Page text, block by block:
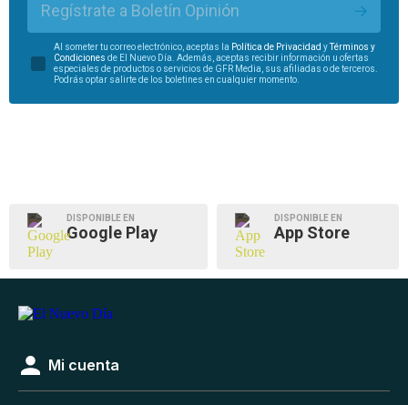
Regístrate a Boletín Opinión
Al someter tu correo electrónico, aceptas la Política de Privacidad yTérminos y
Condiciones de El Nuevo Día. Además, aceptas recibir información u ofertas
especiales de productos o servicios de GFR Media, sus afiliadas o de terceros.
Podrás optar salirte de los boletines en cualquier momento.
DISPONIBLE EN
Google Play
DISPONIBLE EN
App Store
Mi cuenta